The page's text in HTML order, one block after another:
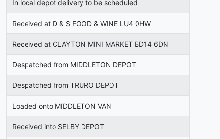
In local depot delivery to be scheduled
Received at D & S FOOD & WINE LU4 0HW
Received at CLAYTON MINI MARKET BD14 6DN
Despatched from MIDDLETON DEPOT
Despatched from TRURO DEPOT
Loaded onto MIDDLETON VAN
Received into SELBY DEPOT